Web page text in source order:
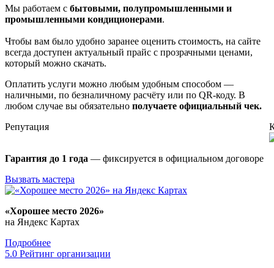
Мы работаем с бытовыми, полупромышленными и
промышленными кондиционерами.
Чтобы вам было удобно заранее оценить стоимость, на сайте
всегда доступен актуальный прайс с прозрачными ценами,
который можно скачать.
Оплатить услуги можно любым удобным способом —
наличными, по безналичному расчёту или по QR-коду. В
любом случае вы обязательно получаете официальный чек.
Репутация
Гарантия до 1 года — фиксируется в официальном договоре
Вызвать мастера
«Хорошее место 2026»
на Яндекс Картах
Подробнее
5.0 Рейтинг организации